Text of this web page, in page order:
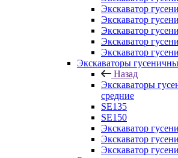
Экскаватор
Экскаватор
Экскаватор
Экскаватор
Экскаватор
Экскаваторы
Назад
Экскаваторы
средние
SE135
SE150
Экскаватор
Экскаватор
Экскаватор